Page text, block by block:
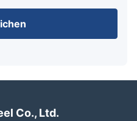
Co., Ltd.